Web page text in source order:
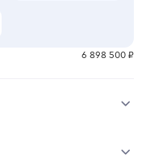
6 898 500 ₽